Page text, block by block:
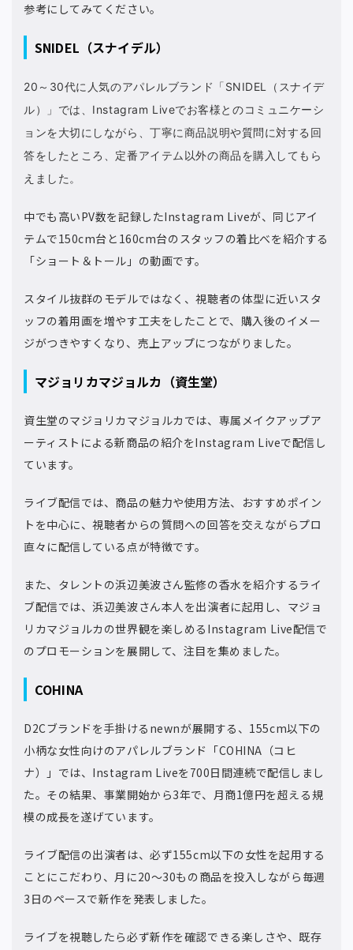
参考にしてみてください。
SNIDEL（スナイデル）
20～30代に人気のアパレルブランド「SNIDEL（スナイデ
ル）」では、Instagram Liveでお客様とのコミュニケーシ
ョンを大切にしながら、丁寧に商品説明や質問に対する回
答をしたところ、定番アイテム以外の商品を購入してもら
えました。
中でも高いPV数を記録したInstagram Liveが、同じアイ
テムで150cm台と160cm台のスタッフの着比べを紹介する
「ショート＆トール」の動画です。
スタイル抜群のモデルではなく、視聴者の体型に近いスタ
ッフの着用画を増やす工夫をしたことで、購入後のイメー
ジがつきやすくなり、売上アップにつながりました。
マジョリカマジョルカ（資生堂）
資生堂のマジョリカマジョルカでは、専属メイクアップア
ーティストによる新商品の紹介をInstagram Liveで配信し
ています。
ライブ配信では、商品の魅力や使用方法、おすすめポイン
トを中心に、視聴者からの質問への回答を交えながらプロ
直々に配信している点が特徴です。
また、タレントの浜辺美波さん監修の香水を紹介するライ
ブ配信では、浜辺美波さん本人を出演者に起用し、マジョ
リカマジョルカの世界観を楽しめるInstagram Live配信で
のプロモーションを展開して、注目を集めました。
COHINA
D2Cブランドを手掛けるnewnが展開する、155cm以下の
小柄な女性向けのアパレルブランド「COHINA（コヒ
ナ）」では、Instagram Liveを700日間連続で配信しまし
た。その結果、事業開始から3年で、月商1億円を超える規
模の成長を遂げています。
ライブ配信の出演者は、必ず155cm以下の女性を起用する
ことにこだわり、月に20～30もの商品を投入しながら毎週
3日のペースで新作を発表しました。
ライブを視聴したら必ず新作を確認できる楽しさや、既存